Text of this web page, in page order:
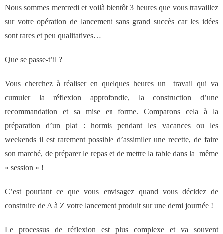
Nous sommes mercredi et voilà bientôt 3 heures que vous travaillez
sur votre opération de lancement sans grand succès car les idées
sont rares et peu qualitatives…
Que se passe-t’il ?
Vous cherchez à réaliser en quelques heures un travail qui va
cumuler la réflexion approfondie, la construction d’une
recommandation et sa mise en forme. Comparons cela à la
préparation d’un plat : hormis pendant les vacances ou les
weekends il est rarement possible d’assimiler une recette, de faire
son marché, de préparer le repas et de mettre la table dans la même
« session » !
C’est pourtant ce que vous envisagez quand vous décidez de
construire de A à Z votre lancement produit sur une demi journée !
Le processus de réflexion est plus complexe et va souvent